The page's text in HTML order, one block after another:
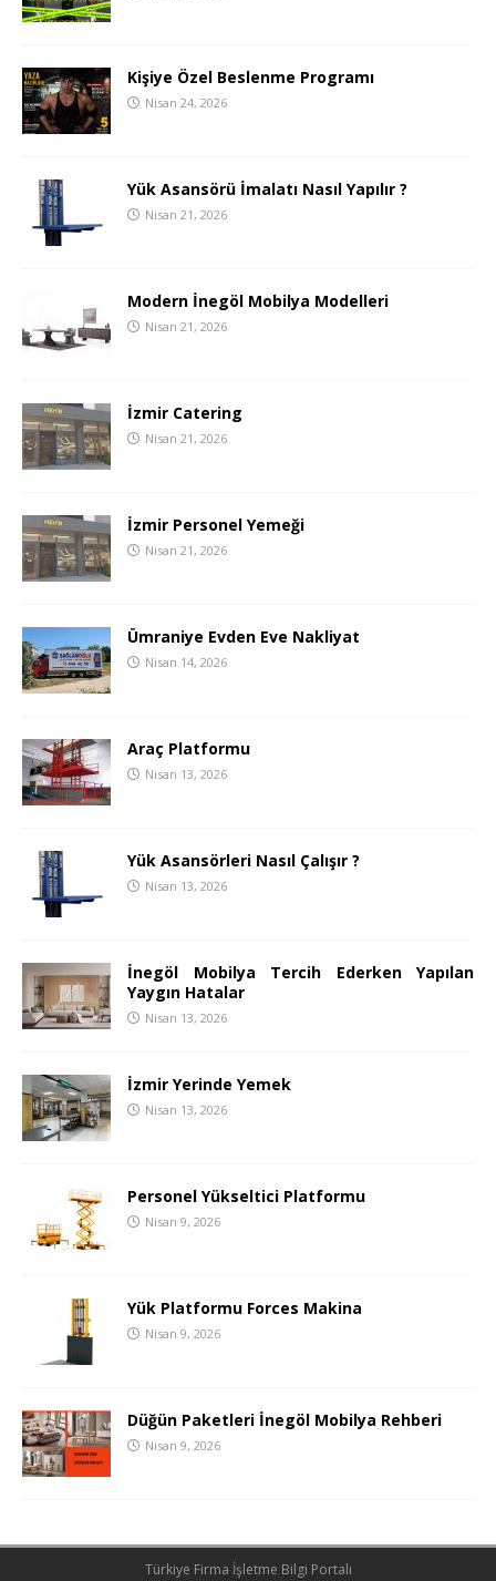
Kişiye Özel Beslenme Programı
Nisan 24, 2026
Yük Asansörü İmalatı Nasıl Yapılır ?
Nisan 21, 2026
Modern İnegöl Mobilya Modelleri
Nisan 21, 2026
İzmir Catering
Nisan 21, 2026
İzmir Personel Yemeği
Nisan 21, 2026
Ümraniye Evden Eve Nakliyat
Nisan 14, 2026
Araç Platformu
Nisan 13, 2026
Yük Asansörleri Nasıl Çalışır ?
Nisan 13, 2026
İnegöl Mobilya Tercih Ederken Yapılan
Yaygın Hatalar
Nisan 13, 2026
İzmir Yerinde Yemek
Nisan 13, 2026
Personel Yükseltici Platformu
Nisan 9, 2026
Yük Platformu Forces Makina
Nisan 9, 2026
Düğün Paketleri İnegöl Mobilya Rehberi
Nisan 9, 2026
Türkiye Firma İşletme Bilgi Portalı